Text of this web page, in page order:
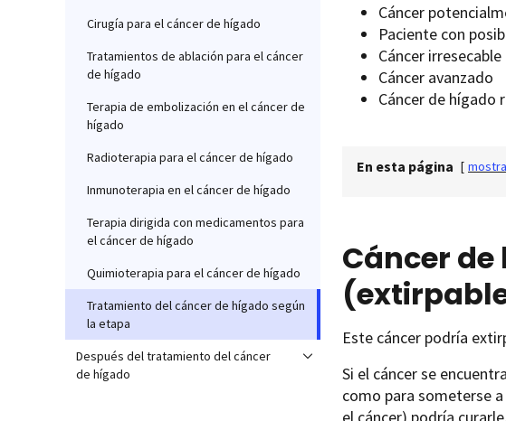
Cirugía para el cáncer de hígado
Tratamientos de ablación para el cáncer
de hígado
Terapia de embolización en el cáncer de
hígado
Radioterapia para el cáncer de hígado
Inmunoterapia en el cáncer de hígado
Terapia dirigida con medicamentos para
el cáncer de hígado
Quimioterapia para el cáncer de hígado
Tratamiento del cáncer de hígado según
la etapa
Después del tratamiento del cáncer
de hígado
Cáncer
Paciente con
Cáncer
Cáncer avanzado
Cáncer de hígado
En esta página [
Cáncer
Este cáncer podría
Si el cáncer se
como para someterse a